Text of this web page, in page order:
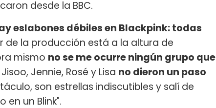
desde la BBC.
eslabones débiles en Blackpink: todas
de la producción está a la altura de
mismo no se me ocurre ningún grupo que
Jisoo, Jennie, Rosé y Lisa no dieron un paso
son estrellas indiscutibles y salí de
un Blink".